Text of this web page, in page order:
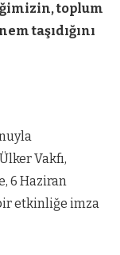
toplum
taşıdığını
Vakfı,
6 Haziran
etkinliğe imza